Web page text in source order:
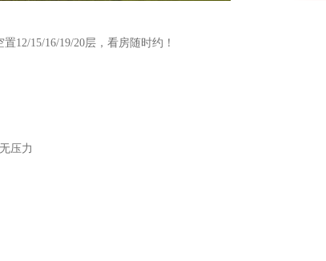
12/15/16/19/20层，看房随时约！
压力